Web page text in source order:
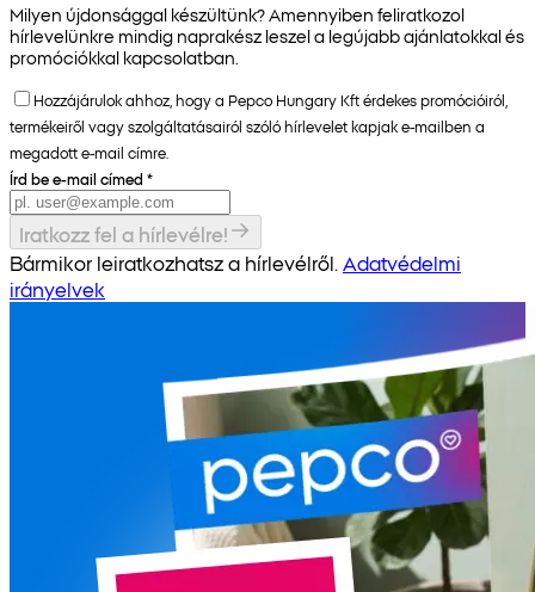
Milyen újdonsággal készültünk? Amennyiben feliratkozol
hírlevelünkre mindig naprakész leszel a legújabb ajánlatokkal és
promóciókkal kapcsolatban.
Hozzájárulok ahhoz, hogy a Pepco Hungary Kft érdekes promócióiról,
termékeiről vagy szolgáltatásairól szóló hírlevelet kapjak e-mailben a
megadott e-mail címre.
Írd be e-mail címed *
Iratkozz fel a hírlevélre!
Bármikor leiratkozhatsz a hírlevélről. Adatvédelmi
irányelvek